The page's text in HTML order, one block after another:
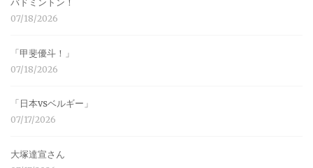
バドミントン！
07/18/2026
「甲斐優斗！」
07/18/2026
「日本vsベルギー」
07/17/2026
大塚達宣さん